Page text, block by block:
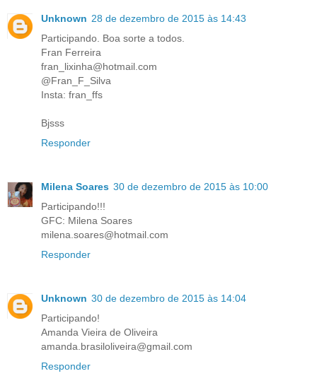
Unknown 28 de dezembro de 2015 às 14:43
Participando. Boa sorte a todos.
Fran Ferreira
fran_lixinha@hotmail.com
@Fran_F_Silva
Insta: fran_ffs
Bjsss
Responder
Milena Soares 30 de dezembro de 2015 às 10:00
Participando!!!
GFC: Milena Soares
milena.soares@hotmail.com
Responder
Unknown 30 de dezembro de 2015 às 14:04
Participando!
Amanda Vieira de Oliveira
amanda.brasiloliveira@gmail.com
Responder